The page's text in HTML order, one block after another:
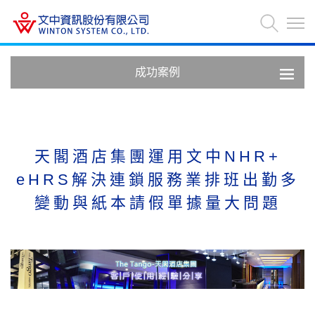
成功案例
天閣酒店集團運用文中NHR+
eHRS解決連鎖服務業排班出勤多
變動與紙本請假單據量大問題